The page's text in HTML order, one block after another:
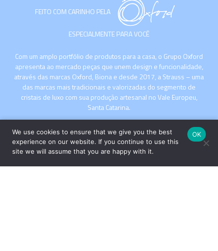
FEITO COM CARINHO PELA
ESPECIALMENTE PARA VOCÊ
Com um amplo portfólio de produtos para a casa, o Grupo Oxford
apresenta ao mercado peças que unem design e funcionalidade,
através das marcas Oxford, Biona e desde 2017, a Strauss – uma
das marcas mais tradicionais e valorizadas do segmento de
cristais de luxo com sua produção artesanal no Vale Europeu,
Santa Catarina.
We use cookies to ensure that we give you the best
experience on our website. If you continue to use this
site we will assume that you are happy with it.
OK